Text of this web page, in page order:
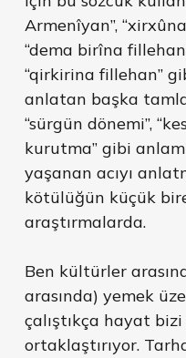
Armenîyan”,
“dema birîna
“qirkirina fillehan”
anlatan başka
“sürgün dönemi”,
kurutma” gibi
yaşanan acıyı
kötülüğün küçük
araştırmalarda.
Ben kültürler
arasında) yemek
çalıştıkça hayat
ortaklaştırıyor.